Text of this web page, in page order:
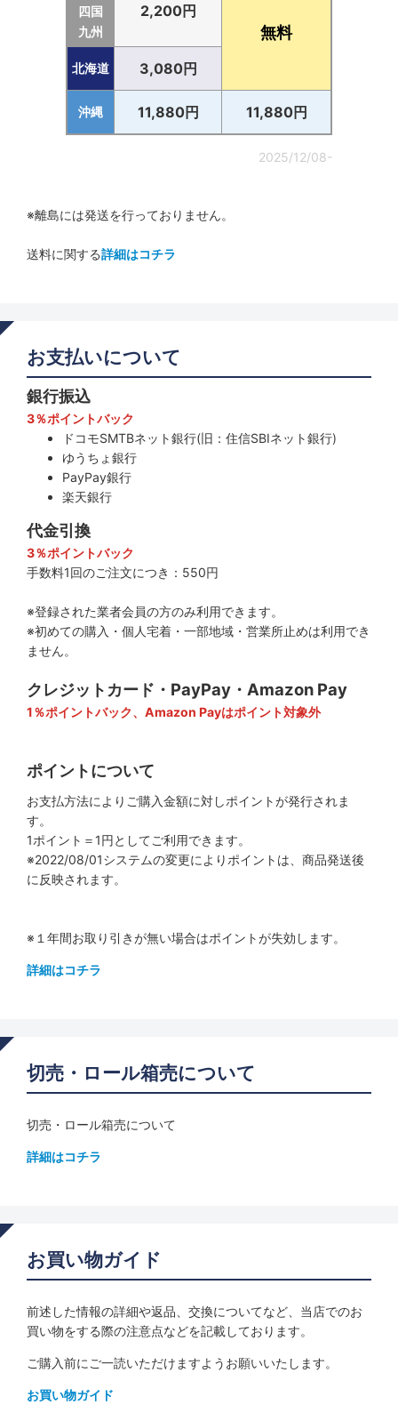
四国
九州
2,200円
無料
北海道 3,080円
沖縄 11,880円 11,880円
2025/12/08-
※離島には発送を行っておりません。
送料に関する詳細はコチラ
お支払いについて
銀行振込
3％ポイントバック
ドコモSMTBネット銀行(旧：住信SBIネット銀行)
ゆうちょ銀行
PayPay銀行
楽天銀行
代金引換
3％ポイントバック
手数料1回のご注文につき：550円
※登録された業者会員の方のみ利用できます。
※初めての購入・個人宅着・一部地域・営業所止めは利用でき
ません。
クレジットカード・PayPay・Amazon Pay
1％ポイントバック、Amazon Payはポイント対象外
ポイントについて
お支払方法によりご購入金額に対しポイントが発行されま
す。
1ポイント＝1円としてご利用できます。
※2022/08/01システムの変更によりポイントは、商品発送後
に反映されます。
※１年間お取り引きが無い場合はポイントが失効します。
詳細はコチラ
切売・ロール箱売について
切売・ロール箱売について
詳細はコチラ
お買い物ガイド
前述した情報の詳細や返品、交換についてなど、当店でのお
買い物をする際の注意点などを記載しております。
ご購入前にご一読いただけますようお願いいたします。
お買い物ガイド